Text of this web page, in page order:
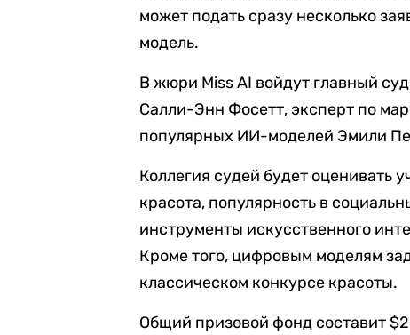
может подать сразу несколько
модель.
В жюри Miss AI войдут главный
Салли-Энн Фосетт, эксперт по
популярных ИИ-моделей Эмили
Коллегия судей будет оценивать
красота, популярность в
инструменты искусственного
Кроме того, цифровым моделям
классическом конкурсе красоты.
Общий призовой фонд составит